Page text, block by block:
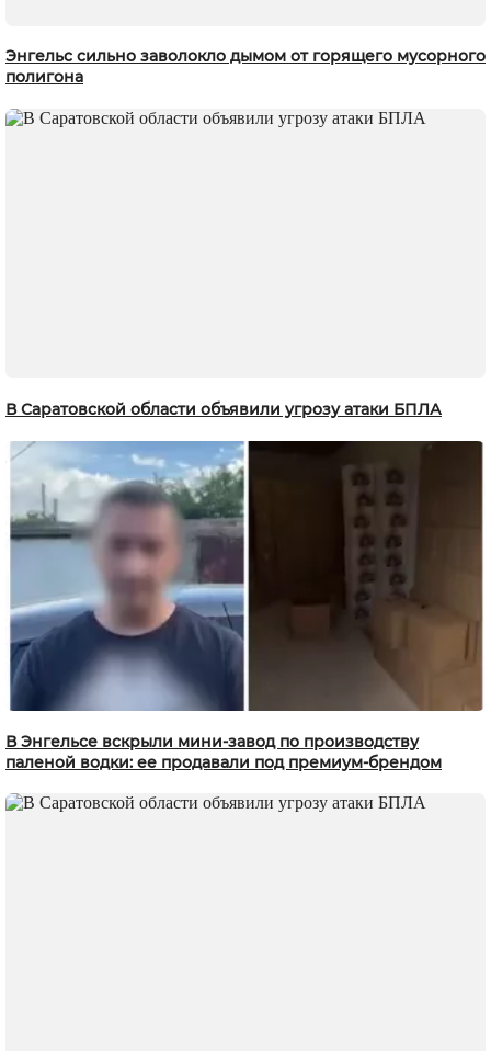
Энгельс сильно заволокло дымом от горящего мусорного
полигона
В Саратовской области объявили угрозу атаки БПЛА
В Энгельсе вскрыли мини-завод по производству
паленой водки: ее продавали под премиум-брендом